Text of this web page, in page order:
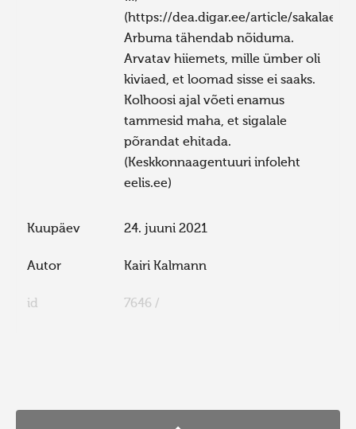
(https://dea.digar.ee/article/sakalaew/
Arbuma tähendab nõiduma.
Arvatav hiiemets, mille ümber oli
kiviaed, et loomad sisse ei saaks.
Kolhoosi ajal võeti enamus
tammesid maha, et sigalale
põrandat ehitada.
(Keskkonnaagentuuri infoleht
eelis.ee)
Kuupäev 24. juuni 2021
Autor Kairi Kalmann
id 7646 /